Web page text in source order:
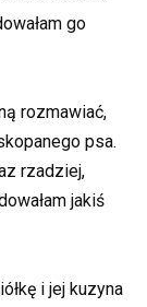
go
rozmawiać,
psa.
rzadziej,
jakiś
i jej kuzyna